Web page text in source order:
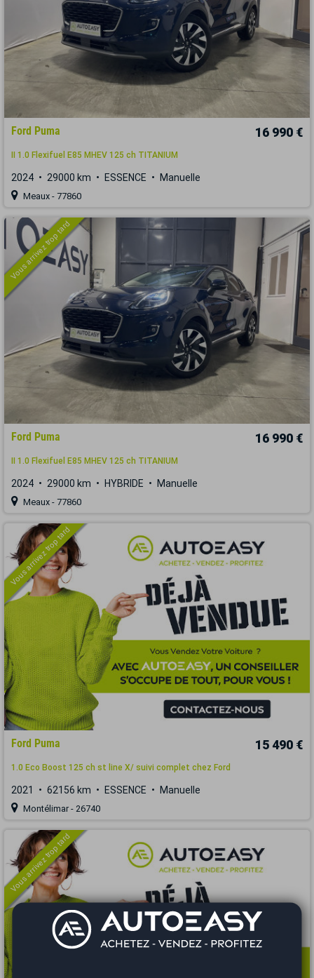
Ford Puma 16 990 €
II 1.0 Flexifuel E85 MHEV 125 ch TITANIUM
2024 29000 km ESSENCE Manuelle
Meaux - 77860
Vous arrivez trop tard
Ford Puma 16 990 €
II 1.0 Flexifuel E85 MHEV 125 ch TITANIUM
2024 29000 km HYBRIDE Manuelle
Meaux - 77860
Vous arrivez trop tard
Ford Puma 15 490 €
1.0 Eco Boost 125 ch st line X/ suivi complet chez Ford
2021 62156 km ESSENCE Manuelle
Montélimar - 26740
Vous arrivez trop tard